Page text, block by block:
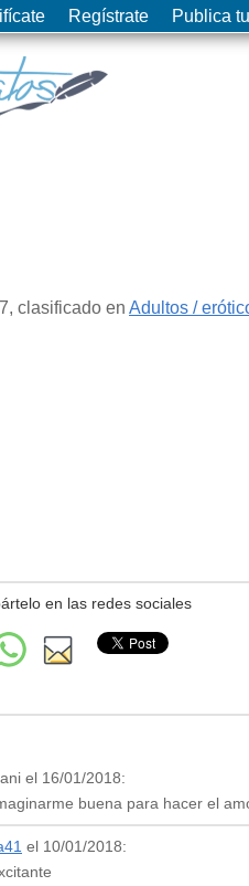
Regístrate Publica
, clasificado en Adultos /
en las redes sociales
el 16/01/2018:
buena para hacer el
el 10/01/2018: